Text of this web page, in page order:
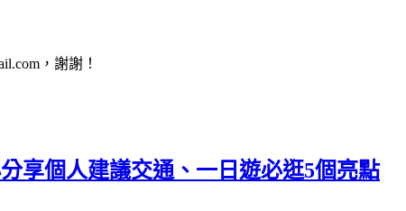
，謝謝！
享個人建議交通、一日遊必逛5個亮點